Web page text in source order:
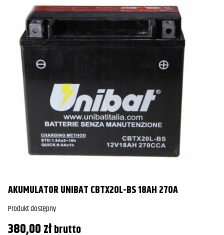
AKUMULATOR UNIBAT CBTX20L-BS 18AH 270A
Produkt dostępny
380,00złbrutto